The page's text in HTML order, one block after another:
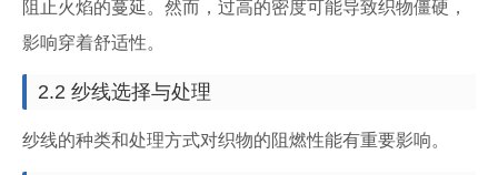
阻止火焰的蔓延。然而，过高的密度可能导致织物僵硬，
影响穿着舒适性。
2.2 纱线选择与处理
纱线的种类和处理方式对织物的阻燃性能有重要影响。